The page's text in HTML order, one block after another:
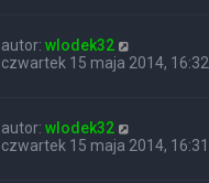
autor:wlodek32
czwartek 15 maja 2014, 16:32
autor:wlodek32
czwartek 15 maja 2014, 16:31